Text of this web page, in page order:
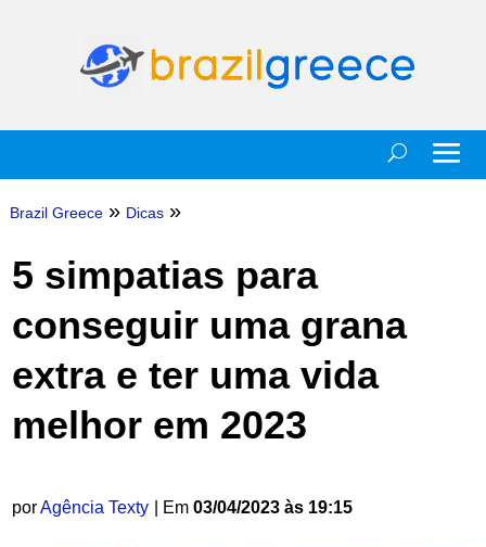
Brazil Greece » Dicas »
5 simpatias para
conseguir uma grana
extra e ter uma vida
melhor em 2023
porAgência Texty | Em 03/04/2023 às 19:15